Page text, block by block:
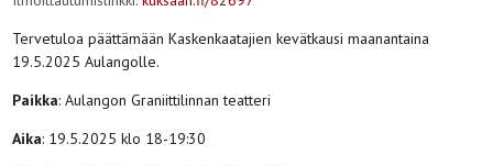
Tervetuloa päättämään Kaskenkaatajien kevätkausi maanantaina
19.5.2025 Aulangolle.
Paikka: Aulangon Graniittilinnan teatteri
Aika: 19.5.2025 klo 18-19:30